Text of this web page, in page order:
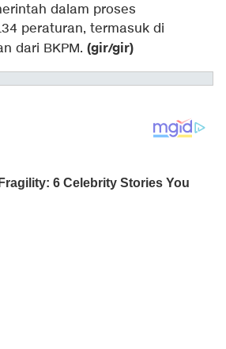
dalam proses
peraturan, termasuk di
dari BKPM. (gir/gir)